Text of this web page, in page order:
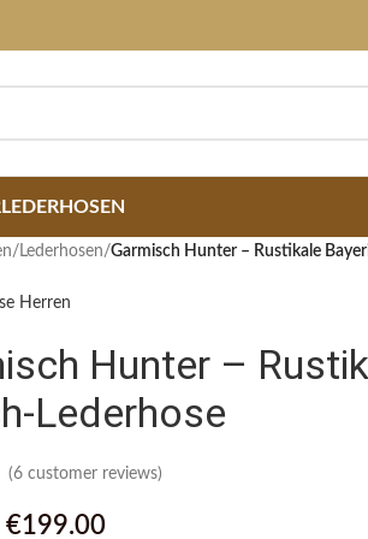
LEDERHOSEN
/ Lederhosen/Garmisch Hunter – Rustikale
Herren
Hunter –
Lederhose
(6 customer reviews)
€199.00